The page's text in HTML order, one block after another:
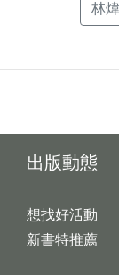
林
出版動態
想找好活動
新書特推薦